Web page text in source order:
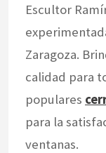
Escultor
Zaragoza.
calidad para
populares
para la
ventanas.